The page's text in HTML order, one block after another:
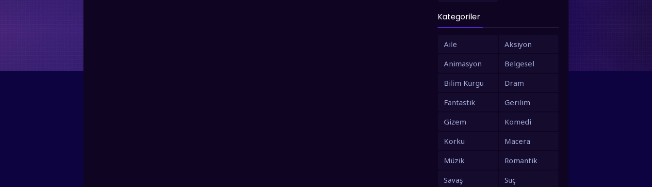
1991
Kategoriler
Aile
Aksiyon
Animasyon
Belgesel
Bilim Kurgu
Dram
Fantastik
Gerilim
Gizem
Komedi
Korku
Macera
Müzik
Romantik
Savaş
Suç